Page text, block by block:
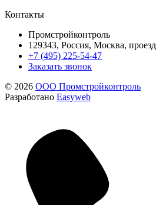
Контакты
Промстройконтроль
129343, Россия, Москва,
+7 (495) 225-54-47
Заказать звонок
© 2026 ООО Промстройконтроль
Разработано Easyweb